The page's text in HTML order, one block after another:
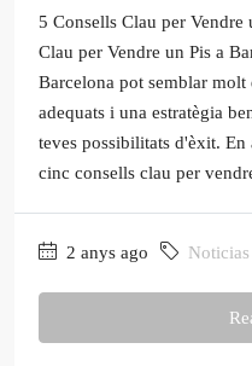
5 Consells Clau per Vendre
Clau per Vendre un Pis a
Barcelona pot semblar
adequats i una estratègia
teves possibilitats d'èxit.
cinc consells clau per
2 anys ago